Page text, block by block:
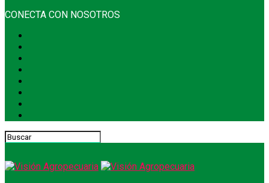
CONECTA CON NOSOTROS